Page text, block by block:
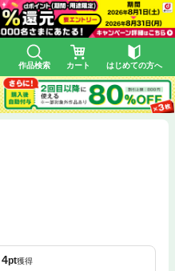
作品検索 カート はじめての方へ
4pt獲得